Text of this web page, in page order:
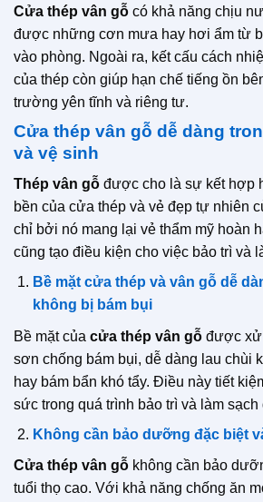
Cửa thép vân gỗ có khả năng chịu
được những cơn mưa hay hơi ẩm từ
vào phòng. Ngoài ra, kết cấu cách
của thép còn giúp hạn chế tiếng ồn
trường yên tĩnh và riêng tư.
Cửa thép vân gỗ dễ dàng
và vệ sinh
Thép vân gỗ được cho là sự kết hợp
bền của cửa thép và vẻ đẹp tự nhiên
chỉ bởi nó mang lại vẻ thẩm mỹ hoàn
cũng tạo điều kiện cho việc bảo trì và
Bề mặt cửa thép và vân gỗ dễ
không bị bám bụi
Bề mặt của cửa thép vân gỗ được xử
sơn chống bám bụi, dễ dàng lau chùi
hay bám bẩn khó tẩy. Điều này tiết
sức trong quá trình bảo trì và làm sạch
Không cần bảo dưỡng đặc biệt
Cửa thép vân gỗ không cần bảo
tuổi thọ cao. Với khả năng chống ăn